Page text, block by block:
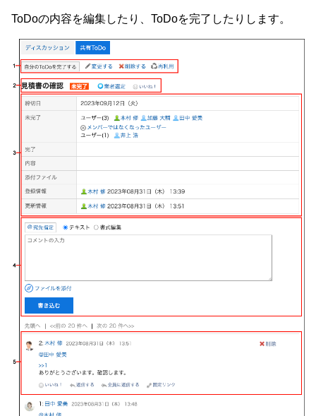
ToDoの内容を編集したり、ToDoを完了したりします。